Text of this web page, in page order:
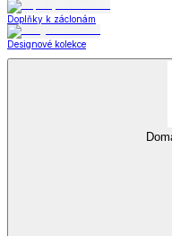
Doplňky k záclonám
Designové kolekce